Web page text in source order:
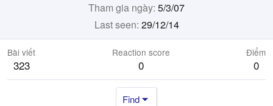
Tham gia ngày 5/3/07
Last seen 29/12/14
Bài viết
323
Reaction score
0
Điểm
0
Find